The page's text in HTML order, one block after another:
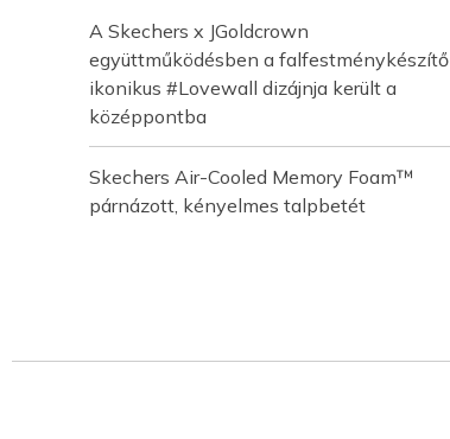
A Skechers x JGoldcrown
együttműködésben a falfestménykészítő
ikonikus #Lovewall dizájnja került a
középpontba
Skechers Air-Cooled Memory Foam™
párnázott, kényelmes talpbetét